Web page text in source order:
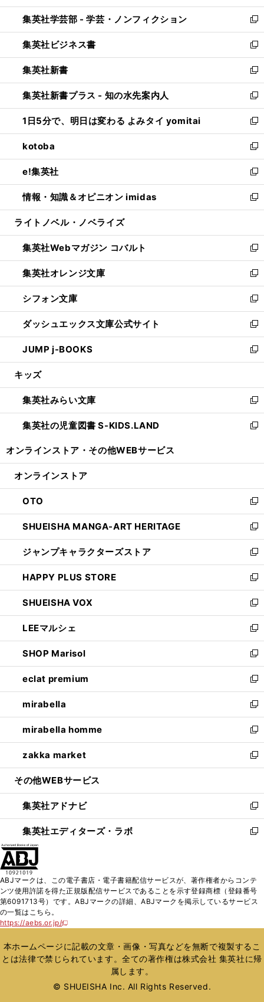
開
く
ウ
で
開
く
ン
ド
ウ
で
開
く
ウ
ィ
ン
ド
ウ
で
開
く
集英社学芸部 - 学芸・ノンフィクション
新
し
い
ウ
ィ
ン
ド
ウ
で
開
く
集英社ビジネス書
新
し
い
ウ
ィ
ン
ド
ウ
で
開
く
集英社新書
新
し
い
ウ
ィ
ン
ド
ウ
で
開
く
集英社新書プラス - 知の水先案内人
新
し
い
ウ
ィ
ン
ド
ウ
で
開
1日5分で、明日は変わる よみタイ yomitai
新
し
い
ウ
ィ
ン
ド
ウ
開
く
kotoba
新
し
い
ウ
ィ
ン
ウ
で
開
く
e!集英社
新
し
い
ウ
ン
ド
ウ
で
開
く
情報・知識＆オピニオン imidas
新
し
ウ
ィ
ン
ド
ウ
で
開
く
ライトノベル・ノベライズ
集英社Webマガジン コバルト
新
し
い
ウ
ィ
ン
ド
ウ
で
開
集英社オレンジ文庫
新
し
い
ウ
ィ
ン
ド
ウ
開
く
シフォン文庫
新
し
い
ウ
ィ
ン
ウ
で
開
く
ダッシュエックス文庫公式サイト
新
し
い
ウ
ン
ド
ウ
で
JUMP j-BOOKS
新
し
ウ
ィ
ン
ド
開
キッズ
集英社みらい文庫
新
し
い
ン
ウ
で
開
く
集英社の児童図書 S-KIDS.LAND
新
ウ
ン
ド
ウ
で
開
く
オンラインストア・ その他WEBサービス
オンラインストア
OTO
新
し
い
ウ
ィ
ン
ド
ウ
で
開
く
SHUEISHA MANGA-ART HERITAGE
新
し
い
ウ
ィ
ン
ド
ウ
で
開
く
ジャンプキャラクターズストア
新
し
い
ウ
ィ
ン
ド
ウ
で
開
く
HAPPY PLUS STORE
新
し
い
ウ
ィ
ン
ド
ウ
で
開
く
SHUEISHA VOX
新
し
い
ウ
ィ
ン
ド
ウ
で
開
く
LEEマルシェ
新
し
い
ウ
ィ
ン
ド
ウ
で
開
く
SHOP Marisol
新
し
い
ウ
ィ
ン
ド
ウ
で
開
eclat premium
新
し
い
ウ
ィ
ン
ド
ウ
開
く
mirabella
新
し
い
ウ
ィ
ン
ウ
で
開
く
mirabella homme
新
し
い
ウ
ン
ド
ウ
で
zakka market
新
し
ウ
ィ
ン
ド
く
その他WEBサービス
集英社アドナビ
新
し
い
ド
ウ
で
集英社エディターズ・ラボ
新
ィ
ン
ド
開
く
ABJマークは、この電子書店・電子書籍配信サービスが、著作権者からコンテ
ンツ使用許諾を得た正規版配信サービスであることを示す登録商標（登録番号
第6091713号）です。ABJマークの詳細、ABJマークを掲示しているサービス
の一覧はこちら。
https://aebs.or.jp/
新
い
ウ
ィ
ウ
本ホームページに記載の文章・画像・写真などを無断で複製するこ
とは法律で禁じられています。全ての著作権は株式会社 集英社に帰
属します。
© SHUEISHA Inc. All Rights Reserved.